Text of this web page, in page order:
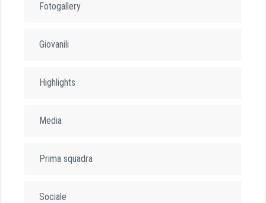
Fotogallery
Giovanili
Highlights
Media
Prima squadra
Sociale